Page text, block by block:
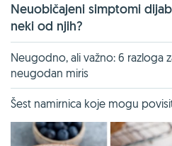
Neuobičajeni simptomi
neki od njih?
Neugodno, ali važno: 6 razloga
neugodan miris
Šest namirnica koje mogu